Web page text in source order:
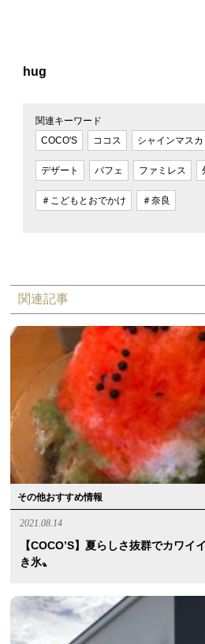
hug
関連キーワード
COCO'S
ココス シャインマスカ
デザート パフェ ファミレス
＃こどもとおでかけ ＃奈良
関連記事
その他おすすめ情報
2021.08.14
【COCO’S】夏らしさ抜群でカワイ
き氷〟